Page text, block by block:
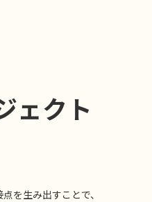
ェクト
を生み出すことで、